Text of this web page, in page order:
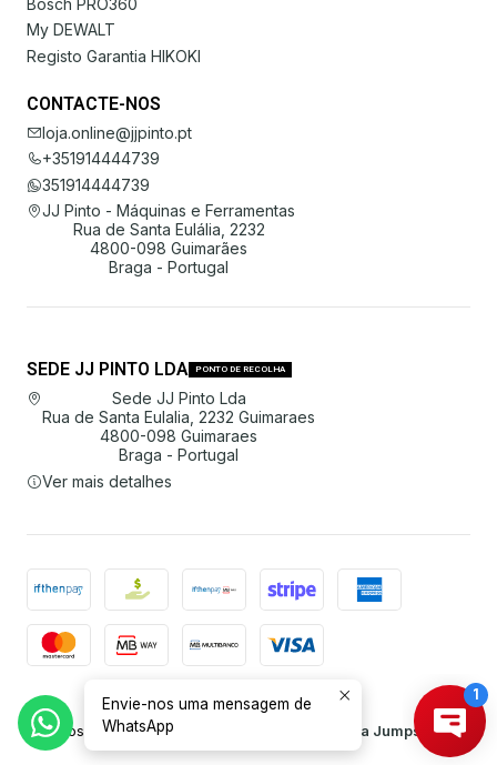
My DEWALT
Registo Garantia HIKOKI
CONTACTE-NOS
loja.online@jjpinto.pt
+351914444739
351914444739
JJ Pinto - Máquinas e Ferramentas
Rua de Santa Eulália, 2232
4800-098 Guimarães
Braga - Portugal
SEDE JJ PINTO LDA PONTO DE RECOLHA
Sede JJ Pinto Lda
Rua de Santa Eulalia, 2232 Guimaraes
4800-098 Guimaraes
Braga - Portugal
Ver mais detalhes
2026 JJ Pinto Lda.
Todos os Direitos Reservados.
Com tecnologia Jumpseller.
Envie-nos uma mensagem de
WhatsApp